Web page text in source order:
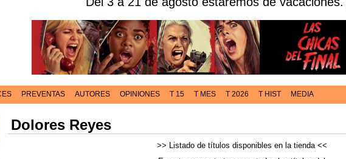
PREVENTAS AUTORES OPINIONES T 15 T MES T 2026 T HIST MEDIA
Dolores Reyes
>> Listado de títulos disponibles en la tienda <<